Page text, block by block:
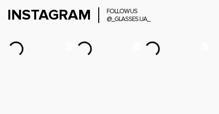
INSTAGRAM
FOLLOW US
@_GLASSES.UA_